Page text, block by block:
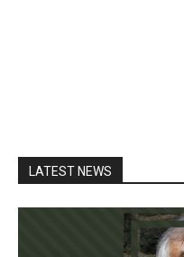
LATEST NEWS